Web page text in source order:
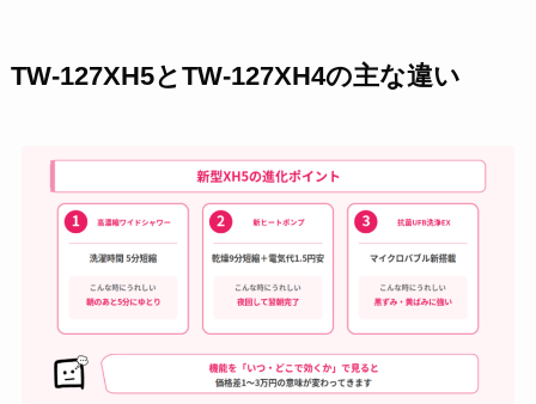
TW-127XH5とTW-127XH4の主な違い